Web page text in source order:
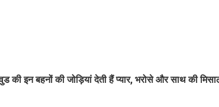
इन बहनों की जोड़ियां देती हैं प्यार, भरोसे और साथ की